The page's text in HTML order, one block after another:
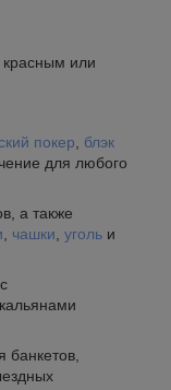
красным или
покер
блэк
для любого
а также
чашки уголь и
банкетов,